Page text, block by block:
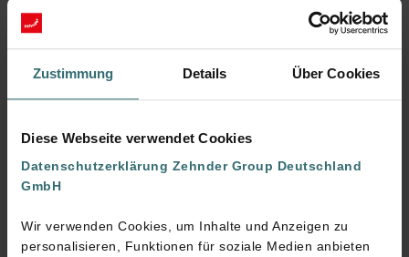
Zustimmung Details Über Cookies
Diese Webseite verwendet Cookies
Datenschutzerklärung Zehnder Group Deutschland
GmbH
Wir verwenden Cookies, um Inhalte und Anzeigen zu
personalisieren, Funktionen für soziale Medien anbieten
ermöglicht eine sichere Handhabung bei maximaler
Biegbarkeit und Ringsteifigkeit.
Mehr anzeigen